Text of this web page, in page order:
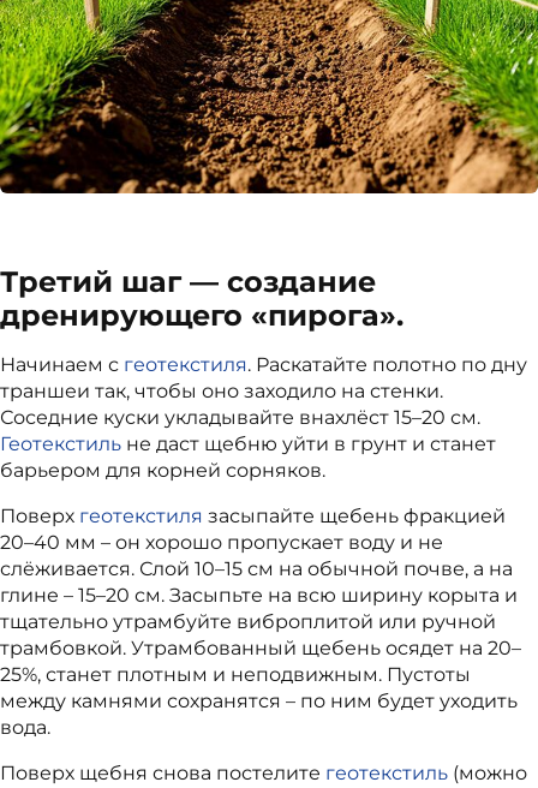
Третий шаг — создание
дренирующего «пирога».
Начинаем с геотекстиля. Раскатайте полотно по дну
траншеи так, чтобы оно заходило на стенки.
Соседние куски укладывайте внахлёст 15–20 см.
Геотекстиль не даст щебню уйти в грунт и станет
барьером для корней сорняков.
Поверх геотекстиля засыпайте щебень фракцией
20–40 мм – он хорошо пропускает воду и не
слёживается. Слой 10–15 см на обычной почве, а на
глине – 15–20 см. Засыпьте на всю ширину корыта и
тщательно утрамбуйте виброплитой или ручной
трамбовкой. Утрамбованный щебень осядет на 20–
25%, станет плотным и неподвижным. Пустоты
между камнями сохранятся – по ним будет уходить
вода.
Поверх щебня снова постелите геотекстиль (можно